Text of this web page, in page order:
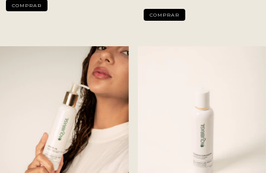
COMPRAR